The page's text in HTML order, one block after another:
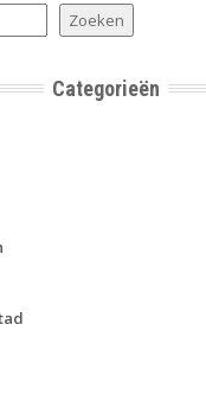
Zoeken
Categorieën